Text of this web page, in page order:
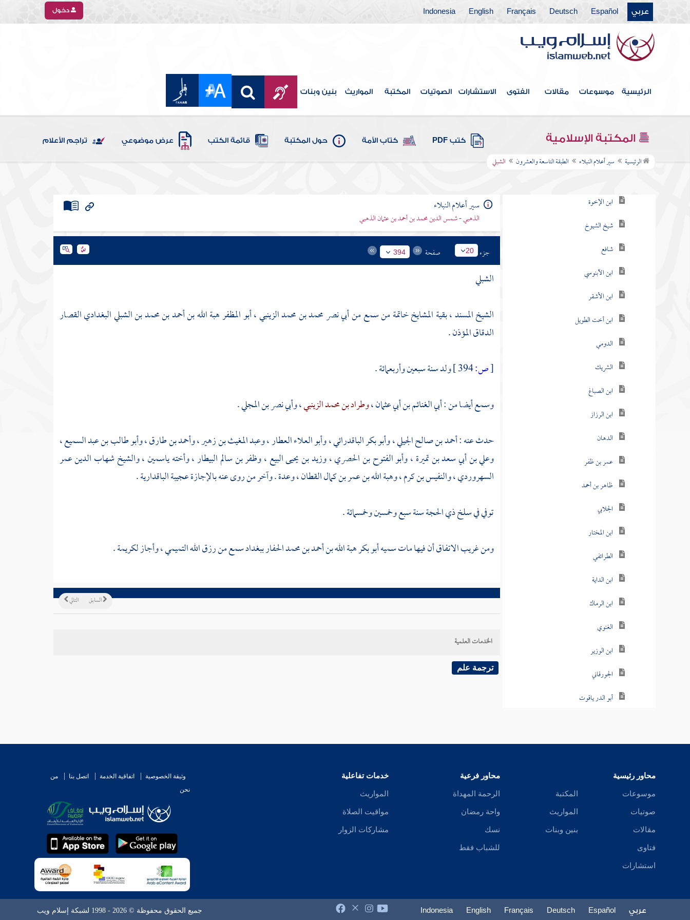
عربي Español
Deutsch
Français
English
Indonesia دخول
الرئيسية موسوعات مقالات الفتوى الاستشارات الصوتيات المكتبة المواريث بنين وبنات
المكتبة الإسلامية كتب PDF كتاب الأمة حول المكتبة قائمة الكتب عرض موضوعي تراجم الأعلام
الرئيسية سير أعلام النبلاء الطبقة التاسعة والعشرون الشبلي
الطبقة الثالثة والعشرون
الطبقة الرابعة والعشرون
الطبقة الخامسة والعشرون
الطبقة السادسة والعشرون
الطبقة السابعة والعشرون
الطبقة الثامنة والعشرون
الطبقة التاسعة والعشرون
ابن الإخوة
شيخ الشيوخ
شافع
ابن الآبنوسي
ابن الأشقر
ابن أخت الطويل
الدومي
الشريك
ابن الصباغ
ابن الرزاز
الدهان
عمر بن ظفر
ظاهر بن أحمد
الجلابي
ابن المختار
الطرائفي
ابن الداية
ابن الرماك
الغنوي
ابن الوزير
الجورقاني
أبو الدر ياقوت
البيضاوي
غازي
سير أعلام النبلاء
الذهبي - شمس الدين محمد بن أحمد بن عثمان الذهبي
جزء 20 صفحة 394
الشبلي
الشيخ المسند ، بقية المشايخ خاتمة من سمع من أبي نصر محمد بن محمد الزينبي ، أبو المظفر هبة الله بن أحمد بن محمد بن الشبلي البغدادي القصار
الدقاق المؤذن .
[ص:
ولد سنة سبعين وأربعمائة .
وسمع أيضا من :أبي الغنائم بن أبي عثمان،وطراد بن محمد الزينبي،وأبي نصر بن المجلي.
حدث عنه :أحمد بن صالح الجيلي،وأبو بكر الباقدرائي،وأبو العلاء العطار،وعبد المغيث بن زهير،وأحمد بن طارق،وأبو طالب بن عبد السميع،
وعلي بن أبي سعد بن تميرة،وأبو الفتوح بن الحصري،وزيد بن يحيى البيع،وظفر بن سالم البيطار، وأختهياسمين، والشيخشهاب الدين عمر
السهروردي،والنفيس بن كرم،وهبة الله بن عمر بن كمال القطان، وعدة . وآخر من روى عنه بالإجازةعجيبة الباقدارية.
توفي فيسلخذي الحجة سنة سبع وخمسين وخمسمائة .
ومن غريب الاتفاق أن فيها ماتسميه أبو بكر هبة الله بن أحمد بن محمد الحفارببغدادسمع منرزق الله التميمي، وأجازلكريمة.
التالي السابق
الخدمات العلمية
ترجمة علم
محاور رئيسية
موسوعات
صوتيات
مقالات
فتاوى
استشارات
المكتبة
المواريث
بنين وبنات
محاور فرعية
الرحمة المهداة
واحة رمضان
نسك
للشباب فقط
خدمات تفاعلية
المواريث
مواقيت الصلاة
مشاركات الزوار
وثيقة الخصوصية اتفاقية الخدمة اتصل بنا
من
نحن
عربي Español
Deutsch
Français
English
Indonesia جميع الحقوق محفوظة © 2026 - 1998 لشبكة إسلام ويب